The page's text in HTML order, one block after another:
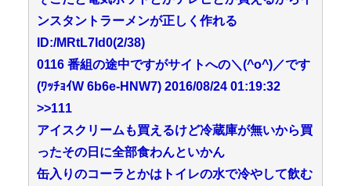
ンスタントラーメンが正しく作れる
ID:/MRtL7Id0(2/38)
0116 番組の途中ですがサイトへの＼(^o^)／です
(ﾜｯﾁｮｲW 6b6e-HNW7) 2016/08/24 01:19:32
>>111
アイスクリームも買えるけど冷蔵庫が無いから買
ったその日に全部食わんといかん
缶入りのコーラとかはトイレの水で冷やして飲む